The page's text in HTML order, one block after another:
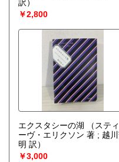
訳）
￥2,800
エクスタシーの湖
（スティ
ーヴ・エリクソン 著 ; 越
明 訳）
￥3,000